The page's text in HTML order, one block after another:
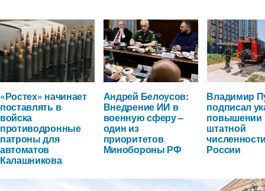
«Ростех» начинает
поставлять в
войска
противодронные
патроны для
автоматов
Калашникова
Андрей Белоусов:
Внедрение ИИ в
военную сферу –
один из
приоритетов
Минобороны РФ
Владимир
подписал
повышении
штатной
России